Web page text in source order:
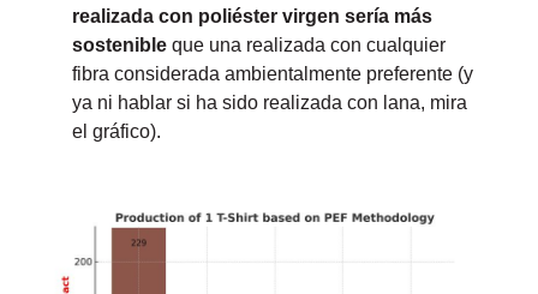
realizada con poliéster virgen sería más
sostenible que una realizada con cualquier
fibra considerada ambientalmente preferente (y
ya ni hablar si ha sido realizada con lana, mira
el gráfico).